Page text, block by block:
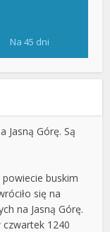
Na 45 dni
Jasną Górę. Są
buskim
się na
na Jasną Górę.
1240